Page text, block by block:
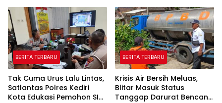
“Beliau Pejuang Keadilan
yang Vokal”
BERITA TERBARU
Tak Cuma Urus Lalu Lintas,
Satlantas Polres Kediri
Kota Edukasi Pemohon SIM
BERITA TERBARU
Krisis Air Bersih Meluas,
Blitar Masuk Status
Tanggap Darurat Bencana